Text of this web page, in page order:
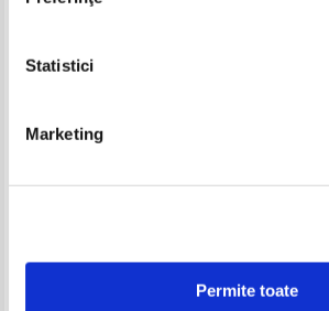
Statistici
Marketing
Permite toatePret:
Adaugă în coș